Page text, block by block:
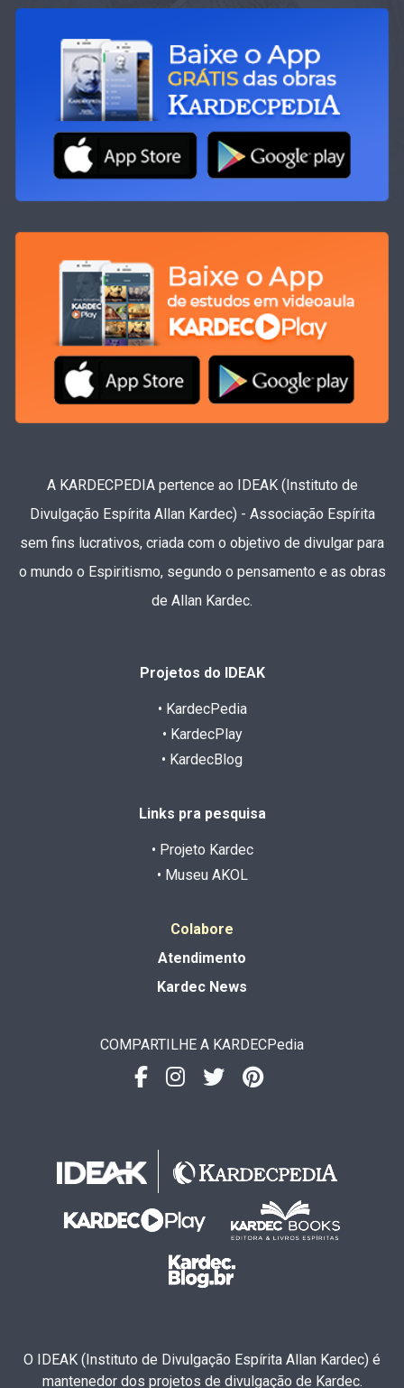
A KARDECPEDIA pertence ao IDEAK (Instituto de
Divulgação Espírita Allan Kardec) - Associação Espírita
sem fins lucrativos, criada com o objetivo de divulgar para
o mundo o Espiritismo, segundo o pensamento e as obras
de Allan Kardec.
Projetos do IDEAK
• KardecPedia
• KardecPlay
• KardecBlog
Links pra pesquisa
• Projeto Kardec
• Museu AKOL
Colabore
Atendimento
Kardec News
COMPARTILHE A KARDECPedia
O IDEAK (Instituto de Divulgação Espírita Allan Kardec) é
mantenedor dos projetos de divulgação de Kardec.